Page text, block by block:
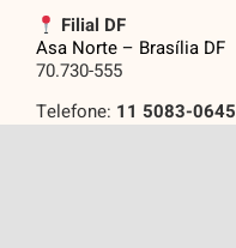
Filial DF
Asa Norte – Brasília DF
70.730-555
Telefone: 11 5083-0645